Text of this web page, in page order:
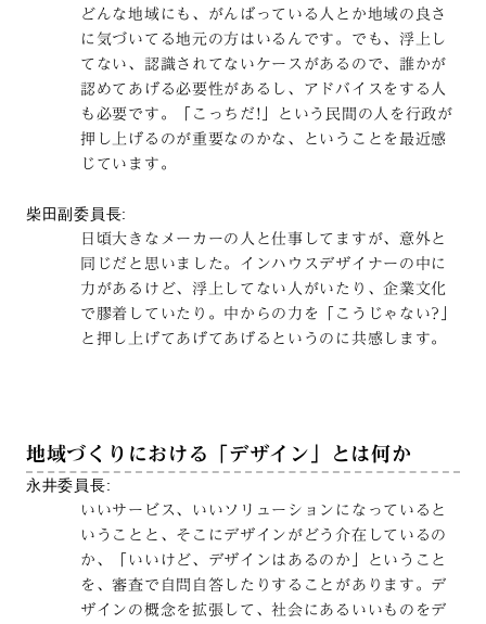
どんな地域にも、がんばっている人とか地域の良さ
に気づいてる地元の方はいるんです。でも、浮上し
てない、認識されてないケースがあるので、誰かが
認めてあげる必要性があるし、アドバイスをする人
も必要です。「こっちだ!」という民間の人を行政が
押し上げるのが重要なのかな、ということを最近感
じています。
柴田副委員長:
日頃大きなメーカーの人と仕事してますが、意外と
同じだと思いました。インハウスデザイナーの中に
力があるけど、浮上してない人がいたり、企業文化
で膠着していたり。中からの力を「こうじゃない?」
と押し上げてあげてあげるというのに共感します。
地域づくりにおける「デザイン」とは何か
永井委員長:
いいサービス、いいソリューションになっていると
いうことと、そこにデザインがどう介在しているの
か、「いいけど、デザインはあるのか」ということ
を、審査で自問自答したりすることがあります。デ
ザインの概念を拡張して、社会にあるいいものをデ